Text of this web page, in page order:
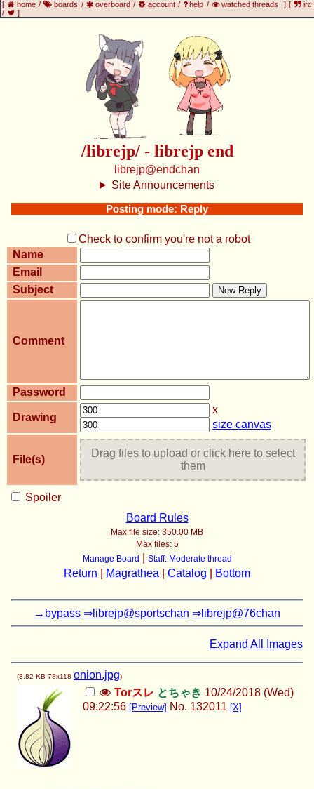
[ home / boards / overboard / account / help / watched threads ] [
irc
/
]
/librejp/ - librejp end
librejp@endchan
Site Announcements
Posting mode: Reply
Check to confirm you're not a robot
Name
Email
Subject
New Reply
Comment
Password
Drawing
x
size canvas
File(s)
Drag files to upload or click here to select
them
Spoiler
Board Rules
Max file size: 350.00 MB
Max files: 5
Manage Board
Staff: Moderate thread
Return Magrathea Catalog Bottom
→bypass ⇒librejp@sportschan ⇒librejp@76chan
Expand All Images
(3.82 KB 78x118 onion.jpg)
Torスレ とちゃき 10/24/2018 (Wed)
09:22:56 [Preview] No. 132011 [X]